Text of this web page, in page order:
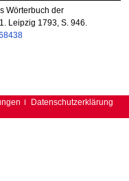
Wörterbuch der
Leipzig 1793, S. 946.
Datenschutzerklärung